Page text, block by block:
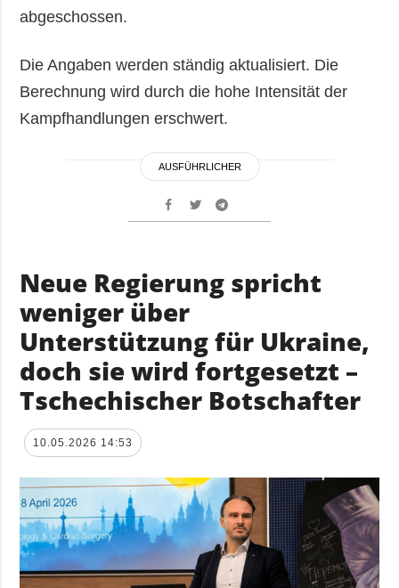
abgeschossen.
Die Angaben werden ständig aktualisiert. Die
Berechnung wird durch die hohe Intensität der
Kampfhandlungen erschwert.
AUSFÜHRLICHER
Neue Regierung spricht
weniger über
Unterstützung für Ukraine,
doch sie wird fortgesetzt –
Tschechischer Botschafter
10.05.2026 14:53